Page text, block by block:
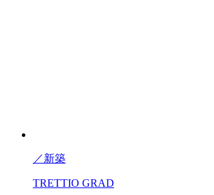
／新築
TRETTIO GRAD